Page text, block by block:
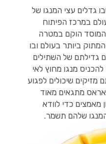
גדלים עצי המנגו של
במרכז הפיתוח
המוסד הוקם במטרה
ביותר בעולם ובו
גדילתם של השתילים
מנגו מחוץ לאי
שיכולים לפגוע
מתגאים מאוד
מאמצים כדי לוודא
שלהם תשמר.